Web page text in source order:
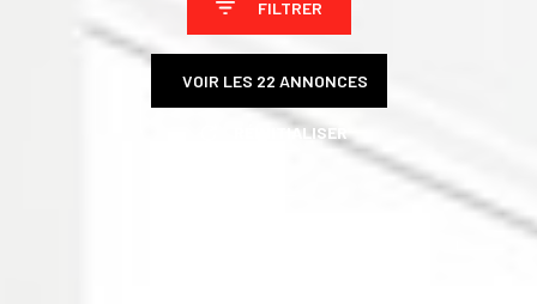
FILTRER
VOIR LES 22 ANNONCES
RÉINITIALISER